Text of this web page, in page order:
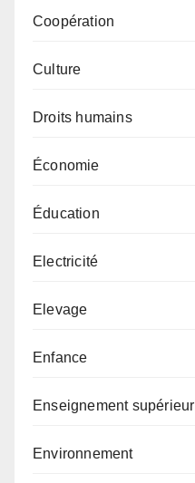
Coopération
Culture
Droits humains
Économie
Éducation
Electricité
Elevage
Enfance
Enseignement supérieur
Environnement